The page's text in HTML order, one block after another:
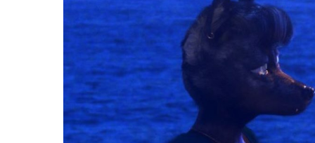
Kaartverkoop
EDUCATIE
Schoolvoorstellingen
Filmprogramma’s Primair Onderwijs